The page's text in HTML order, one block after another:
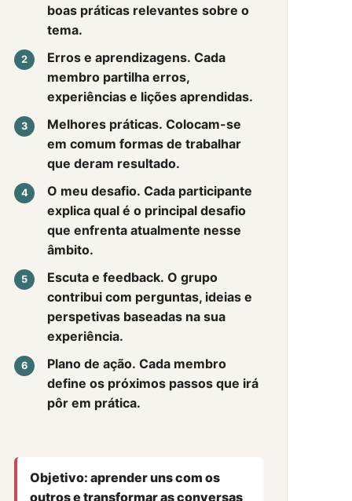
boas práticas relevantes sobre o
tema.
Erros e aprendizagens. Cada
membro partilha erros,
experiências e lições aprendidas.
Melhores práticas. Colocam-se
em comum formas de trabalhar
que deram resultado.
O meu desafio. Cada participante
explica qual é o principal desafio
que enfrenta atualmente nesse
âmbito.
Escuta e feedback. O grupo
contribui com perguntas, ideias e
perspetivas baseadas na sua
experiência.
Plano de ação. Cada membro
define os próximos passos que irá
pôr em prática.
Objetivo: aprender uns com os
outros e transformar as conversas